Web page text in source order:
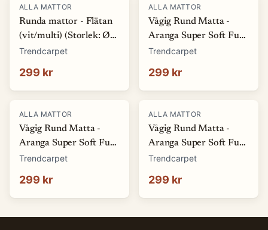
ALLA MATTOR
Runda mattor - Flätan
(vit/multi) (Storlek: Ø
80 cm)
Trendcarpet
299 kr
ALLA MATTOR
Vågig Rund Matta -
Aranga Super Soft Fur
(beige) (Storlek: Ø 80
Trendcarpet
299 kr
ALLA MATTOR
Vågig Rund Matta -
Aranga Super Soft Fur
(brun) (Storlek: Ø 80
Trendcarpet
299 kr
ALLA MATTOR
Vågig Rund Matta -
Aranga Super Soft Fur
(vit) (Storlek: Ø 80 cm)
Trendcarpet
299 kr